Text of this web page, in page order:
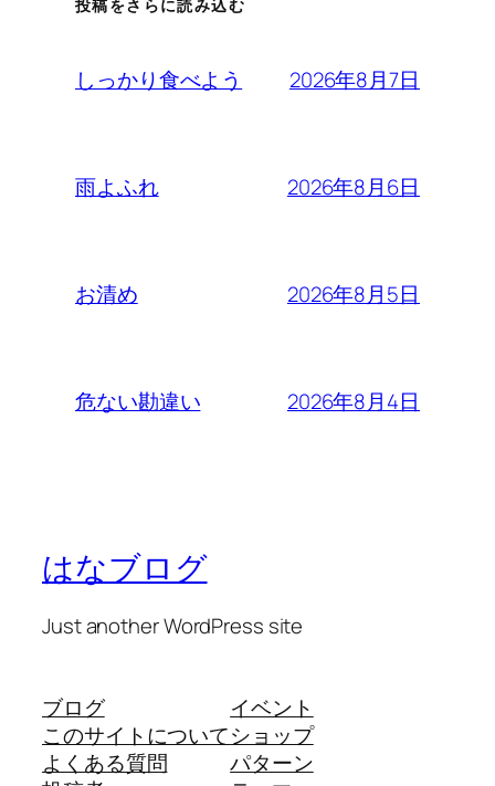
投稿をさらに読み込む
しっかり食べよう 2026年8月7日
雨よふれ 2026年8月6日
お清め 2026年8月5日
危ない勘違い 2026年8月4日
はなブログ
Just another WordPress site
ブログ
このサイトについて
よくある質問
イベント
ショップ
パターン